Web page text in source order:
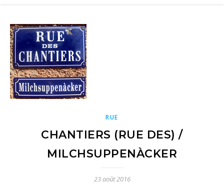
RUE
CHANTIERS (RUE DES) /
MILCHSUPPENÀCKER
23 août 2016